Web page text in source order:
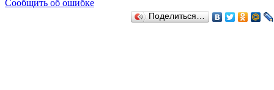
Сообщить об ошибке
Поделиться…